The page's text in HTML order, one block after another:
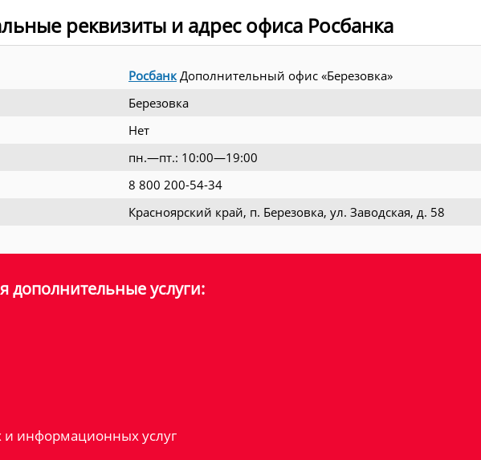
реквизиты и адрес офиса Росбанка
РосбанкДополнительный офис «Березовка»
Березовка
Нет
пн.—пт.: 10:00—19:00
8 800 200-54-34
Красноярский край, п. Березовка, ул. Заводская, д. 58
дополнительные услуги:
и информационных услуг